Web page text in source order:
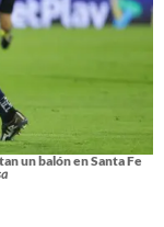
un balón en Santa Fe